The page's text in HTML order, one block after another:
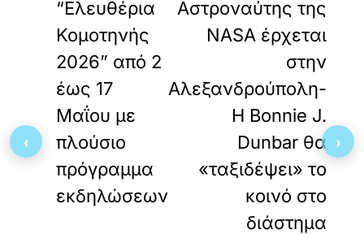
“Ελευθέρια
Κομοτηνής
2026” από 2
έως 17
Μαΐου με
πλούσιο
πρόγραμμα
εκδηλώσεων
Αστροναύτης της
NASA έρχεται
στην
Αλεξανδρούπολη-
Η Bonnie J.
Dunbar θα
«ταξιδέψει» το
κοινό στο
διάστημα
‹ ›